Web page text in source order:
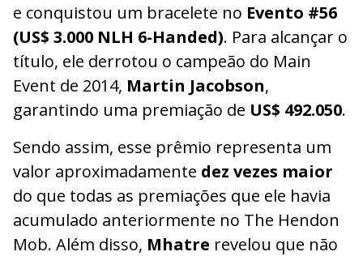
e conquistou um bracelete no Evento #56
(US$ 3.000 NLH 6-Handed). Para alcançar o
título, ele derrotou o campeão do Main
Event de 2014, Martin Jacobson,
garantindo uma premiação de US$ 492.050.
Sendo assim, esse prêmio representa um
valor aproximadamente dez vezes maior
do que todas as premiações que ele havia
acumulado anteriormente no The Hendon
Mob. Além disso, Mhatre revelou que não